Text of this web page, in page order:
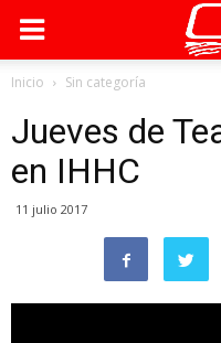
Inicio Sin categoría
Jueves de
en IHHC
11 julio 2017